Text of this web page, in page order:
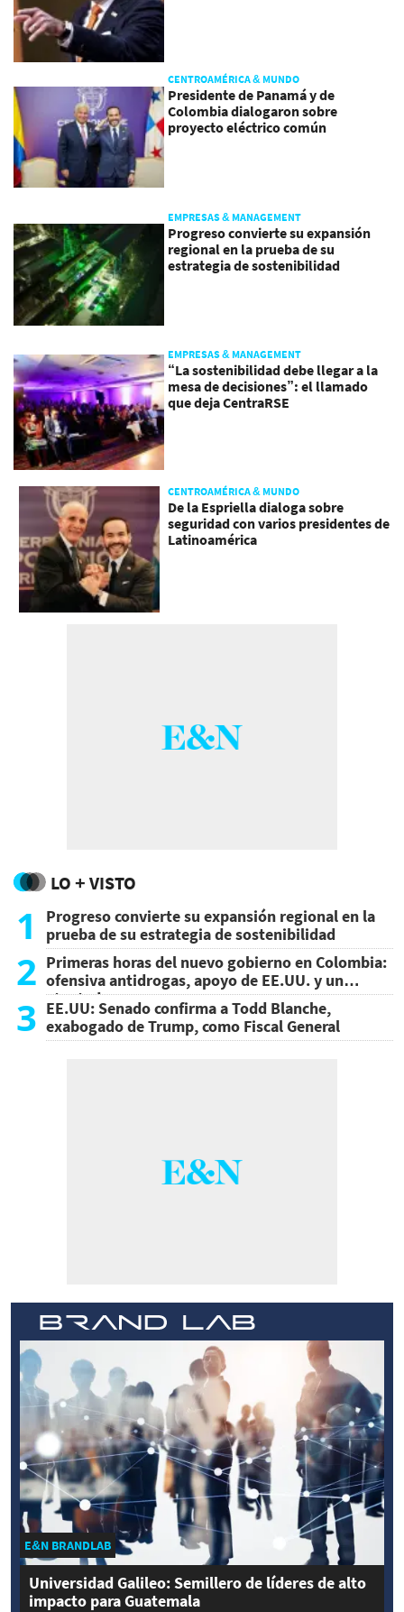
CENTROAMÉRICA & MUNDO
Presidente de Panamá y de
Colombia dialogaron sobre
proyecto eléctrico común
EMPRESAS & MANAGEMENT
Progreso convierte su expansión
regional en la prueba de su
estrategia de sostenibilidad
EMPRESAS & MANAGEMENT
“La sostenibilidad debe llegar a la
mesa de decisiones”: el llamado
que deja CentraRSE
CENTROAMÉRICA & MUNDO
De la Espriella dialoga sobre
seguridad con varios presidentes de
Latinoamérica
LO + VISTO
1
Progreso convierte su expansión regional en la
prueba de su estrategia de sostenibilidad
2 Primeras horas del nuevo gobierno en Colombia:
ofensiva antidrogas, apoyo de EE.UU. y un
atentado
3 EE.UU: Senado confirma a Todd Blanche,
exabogado de Trump, como Fiscal General
E&N BRANDLAB
Universidad Galileo: Semillero de líderes de alto
impacto para Guatemala